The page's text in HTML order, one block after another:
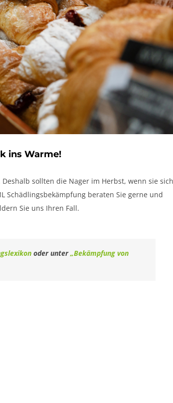
ins Warme!
sollten die Nager im Herbst, wenn sie sich
Schädlingsbekämpfung beraten Sie gerne und
Sie uns Ihren Fall.
oder unter„Bekämpfung von